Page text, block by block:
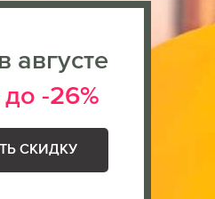
августе
до -26%
СКИДКУ